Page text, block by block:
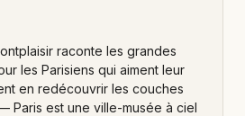
raconte les grandes
les Parisiens qui aiment leur
en redécouvrir les couches
Paris est une ville-musée à ciel